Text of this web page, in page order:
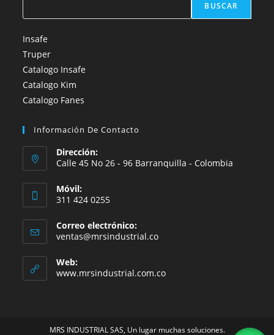
BUSCAR
Insafe
Truper
Catalogo Insafe
Catalogo Kim
Catalogo Fanes
Información De Contacto
Dirección:
Calle 45 No 26 - 96 Barranquilla - Colombia
Móvil:
311 424 0255
Correo electrónico:
ventas@mrsindustrial.coSe
tu
aplicación
Web:
www.mrsindustrial.com.co
MRS INDUSTRIAL SAS, Un lugar muchas soluciones.